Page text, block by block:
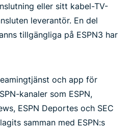
eller sitt kabel-TV-
leverantör. En del
tillgängliga på ESPN3 har
och app för
kanaler som ESPN,
ESPN Deportes och SEC
samman med ESPN:s